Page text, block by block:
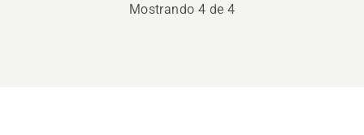
Mostrando 4 de 4